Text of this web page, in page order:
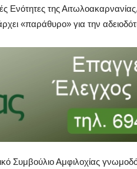
Ενότητες της
«παράθυρο» για την
Συμβούλιο Αμφιλοχίας